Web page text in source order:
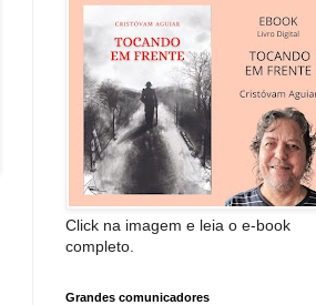
Click na imagem e leia o e-book
completo.
Grandes comunicadores